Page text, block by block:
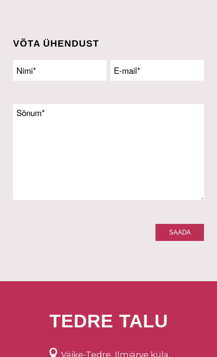
TEDRE TALU
Väike-Tedre, Ilmjärve küla,
VÕTA ÜHENDUST